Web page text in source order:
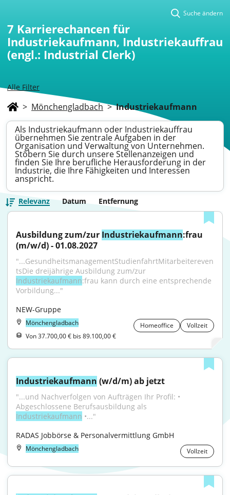
Alle Filter
Suche ändern
7 Karrierechancen für
Industriekaufmann, Industriekauffrau
(engl.: Industrial Clerk)
> Mönchengladbach > Industriekaufmann
Als Industriekaufmann oder Industriekauffrau
übernehmen Sie zentrale Aufgaben in der
Organisation und Verwaltung von Unternehmen.
Stöbern Sie durch unsere Stellenanzeigen und
finden Sie Ihre berufliche Herausforderung in der
Industrie, die Ihre Fähigkeiten und Interessen
anspricht.
Relevanz Datum Entfernung
Ausbildung zum/zur Industriekaufmann:frau
(m/w/d) - 01.08.2027
"...GesundheitsmanagementStudienfahrtMitarbeitereven
Industriekaufmann:frau kann durch eine entsprechende
Vorbildung..."
NEW-Gruppe
Mönchengladbach Homeoffice
Vollzeit
Von 37.700,00 € bis 89.100,00 €
Industriekaufmann (w/d/m) ab jetzt
"...und Nachverfolgen von Aufträgen Ihr Profil: •
Industriekaufmann •..."
RADAS Jobbörse & Personalvermittlung GmbH
Mönchengladbach Vollzeit